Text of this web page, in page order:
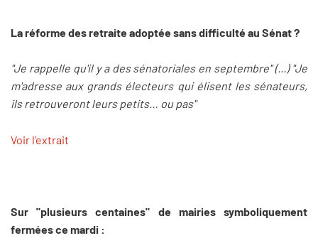
La réforme des retraite adoptée sans difficulté au Sénat ?
"Je rappelle qu'il y a des sénatoriales en septembre" (...) "Je
m'adresse aux grands électeurs qui élisent les sénateurs,
ils retrouveront leurs petits… ou pas"
Voir l'extrait
Sur "plusieurs centaines" de mairies symboliquement
fermées ce mardi :